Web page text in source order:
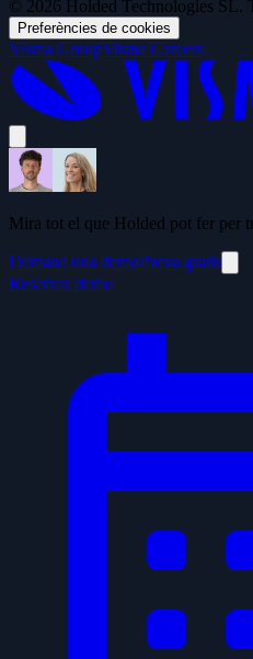
© 2026 Holded Technologies SL.
Preferències de cookies
Visma GroupVisma Careers
Mira tot el que Holded pot fer per
Demana una demoProva gratis
Reservar demo